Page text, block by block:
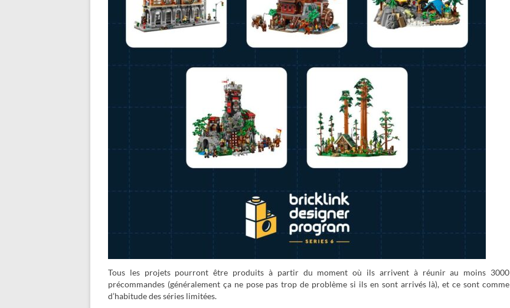
Tous les projets pourront être produits à partir du moment où ils arrivent à réunir au moins 3000
précommandes (généralement ça ne pose pas trop de problème si ils en sont arrivés là), et ce sont comme
d’habitude des séries limitées.